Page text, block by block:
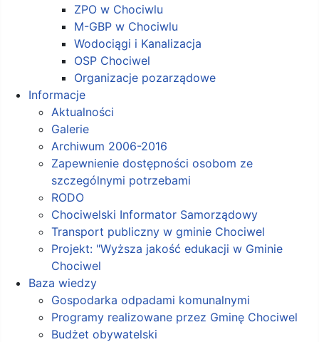
ZPO w Chociwlu
M-GBP w Chociwlu
Wodociągi i Kanalizacja
OSP Chociwel
Organizacje pozarządowe
Informacje
Aktualności
Galerie
Archiwum 2006-2016
Zapewnienie dostępności osobom ze
szczególnymi potrzebami
RODO
Chociwelski Informator Samorządowy
Transport publiczny w gminie Chociwel
Projekt: "Wyższa jakość edukacji w Gminie
Chociwel
Baza wiedzy
Gospodarka odpadami komunalnymi
Programy realizowane przez Gminę Chociwel
Budżet obywatelski